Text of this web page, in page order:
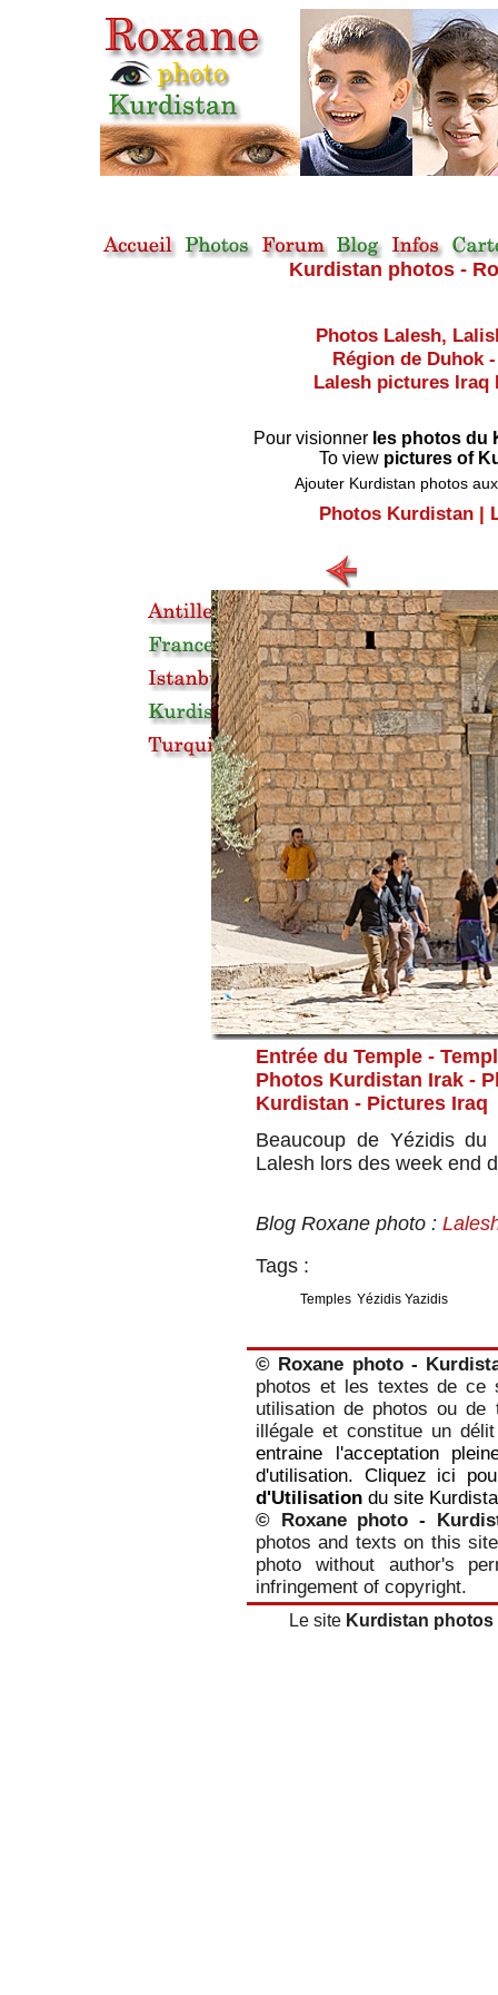
Kurdistan photos -
Photos Lalesh,
Région de Duhok
Lalesh pictures
Pour visionner les photos du
To view pictures of
Ajouter Kurdistan photos
Photos Kurdistan|
Entrée du Temple -
Photos Kurdistan Irak -
Kurdistan - Pictures Iraq
Beaucoup de Yézidis
Lalesh lors des week end
Blog Roxane photo :
Tags :
Temples Yézidis Yazidis
© Roxane photo -
photos et les textes de ce
utilisation de photos ou de
illégale et constitue un
entraine l'acceptation
d'utilisation. Cliquez ici
d'Utilisation du site
© Roxane photo -
photos and texts on this
photo without author's
infringement of copyright.
Le site Kurdistan photos